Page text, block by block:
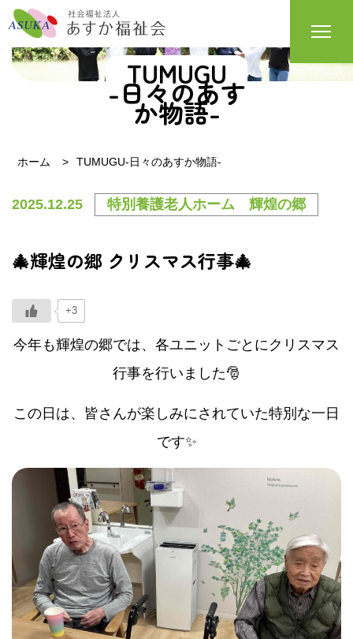
TUMUGU
-日々のあす
か物語-
ホーム TUMUGU-日々のあすか物語-
2025.12.25 特別養護老人ホーム 輝煌の郷
🎄輝煌の郷 クリスマス行事🎄
+3
今年も輝煌の郷では、各ユニットごとにクリスマス
行事を行いました🎅
この日は、皆さんが楽しみにされていた特別な一日
です✨